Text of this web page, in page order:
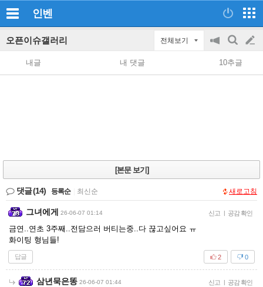
인벤
오픈이슈갤러리 전체보기
공
지
on/off
검
색
글
쓰
내글 내 댓글 10추글
[본문 보기]
댓글(14) 등록순 최신순 새로고침
그녀에게 26-06-07 01:14 신고 | 공감 확인
금연..연초 3주째..전담으러 버티는중..다 끊고싶어요 ㅠ
화이팅 형님들!
답글 0
2
삼년묵은똥 26-06-07 01:44 신고 | 공감 확인